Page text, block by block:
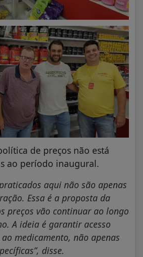
de preços não está
ao período inaugural.
aqui não são apenas
Essa é a proposta da
preços vão continuar ao longo
A ideia é garantir acesso
medicamento, não apenas
disse.